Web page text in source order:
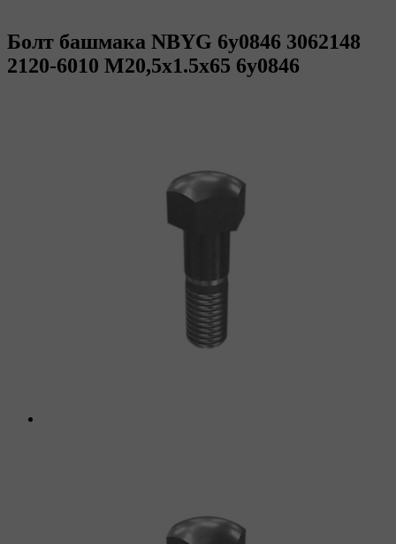
Болт башмака NBYG 6y0846 3062148
2120-6010 M20,5x1.5x65 6y0846